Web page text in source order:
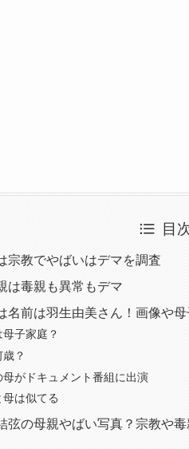
目
宗教でやばいはデマを調査
は毒親も異常もデマ
名前は羽生由美さん！画像や
子家庭？
？
母がドキュメント番組に出演
は似てる
弦の母親やばい写真？宗教や